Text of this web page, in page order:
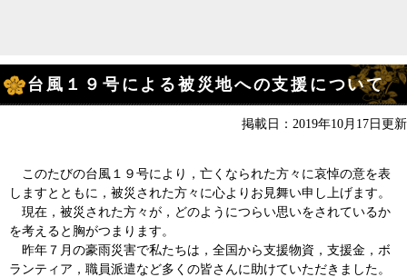
文
台風１９号による被災地への支援について
掲載日：2019年10月17日更新
このたびの台風１９号により，亡くなられた方々に哀悼の意を表
しますとともに，被災された方々に心よりお見舞い申し上げます。
現在，被災された方々が，どのようにつらい思いをされているか
を考えると胸がつまります。
昨年７月の豪雨災害で私たちは，全国から支援物資，支援金，ボ
ランティア，職員派遣など多くの皆さんに助けていただきました。